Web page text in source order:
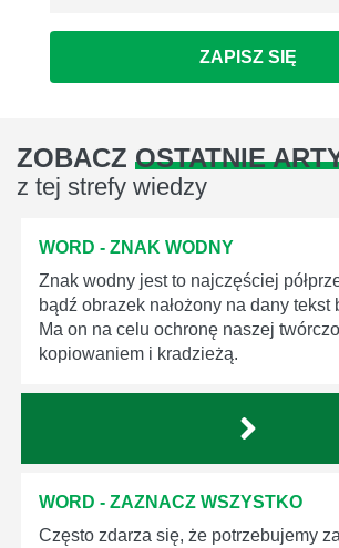
ZAPISZ SIĘ
ZOBACZ OSTATNIE
z tej strefy wiedzy
WORD - ZNAK WODNY
Znak wodny jest to najczęściej
bądź obrazek nałożony na dany tekst
Ma on na celu ochronę naszej
kopiowaniem i kradzieżą.
WORD - ZAZNACZ WSZYSTKO
Często zdarza się, że potrzebujemy